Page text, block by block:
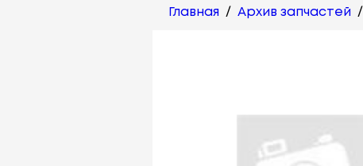
Главная / Архив запчастей /